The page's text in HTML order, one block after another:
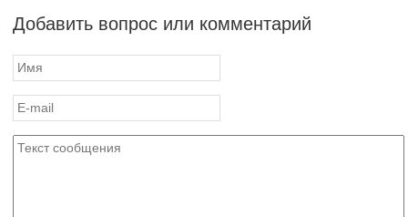
Добавить вопрос или комментарий